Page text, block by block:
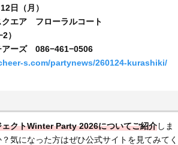
日（月）
クエア フローラルコート
アーズ 086−461−0506
s.com/partynews/260124-kurashiki/
ェクトWinter Party 2026についてご紹介しま
気になった方はぜひ公式サイトを見てみてく